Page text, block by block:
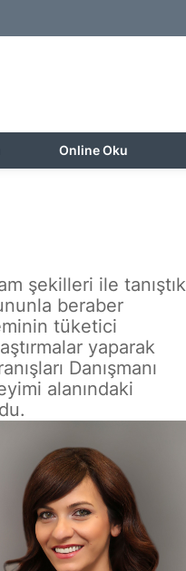
Online Oku
şekilleri ile tanıştık
beraber
tüketici
yaparak
Danışmanı
alanındaki